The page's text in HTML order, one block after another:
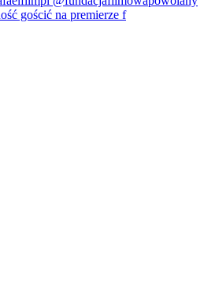
gościć na premierze f